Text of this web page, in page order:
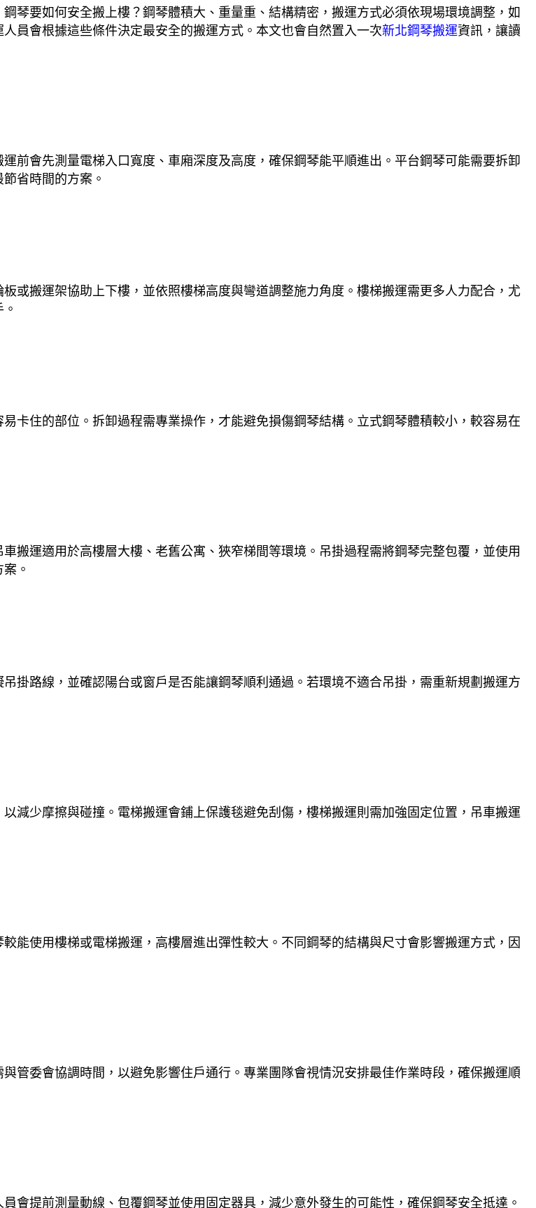
琴要如何安全搬上樓？鋼琴體積大、重量重、結構精密，搬運方式必須依現場環境調整，如
員會根據這些條件決定最安全的搬運方式。本文也會自然置入一次新北鋼琴搬運資訊，讓讀
前會先測量電梯入口寬度、車廂深度及高度，確保鋼琴能平順進出。平台鋼琴可能需要拆卸
省時間的方案。
或搬運架協助上下樓，並依照樓梯高度與彎道調整施力角度。樓梯搬運需更多人力配合，尤
卡住的部位。拆卸過程需專業操作，才能避免損傷鋼琴結構。立式鋼琴體積較小，較容易在
搬運適用於高樓層大樓、老舊公寓、狹窄梯間等環境。吊掛過程需將鋼琴完整包覆，並使用
。
掛路線，並確認陽台或窗戶是否能讓鋼琴順利通過。若環境不適合吊掛，需重新規劃搬運方
減少摩擦與碰撞。電梯搬運會鋪上保護毯避免刮傷，樓梯搬運則需加強固定位置，吊車搬運
能使用樓梯或電梯搬運，高樓層進出彈性較大。不同鋼琴的結構與尺寸會影響搬運方式，因
管委會協調時間，以避免影響住戶通行。專業團隊會視情況安排最佳作業時段，確保搬運順
會提前測量動線、包覆鋼琴並使用固定器具，減少意外發生的可能性，確保鋼琴安全抵達。